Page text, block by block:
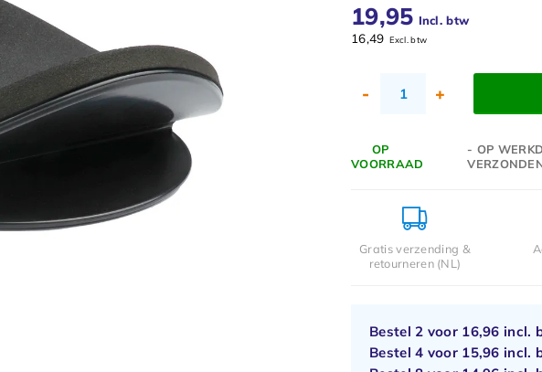
19,95 Incl. btw
16,49 Excl. btw
- +
OP
VOORRAAD
- OP
Gratis verzending &
retourneren (NL)
Bestel 2 voor 16,96 incl.
Bestel 4 voor 15,96 incl.